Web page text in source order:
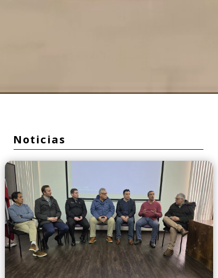
Noticias